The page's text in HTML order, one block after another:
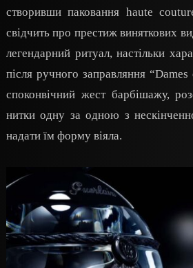
створивши паковання haute
свідчить про престиж виняткових
легендарний ритуал, настільки
після ручного заправляння
споконвічний жест барбішажу,
нитки одну за одною з
надати їм форму віяла.